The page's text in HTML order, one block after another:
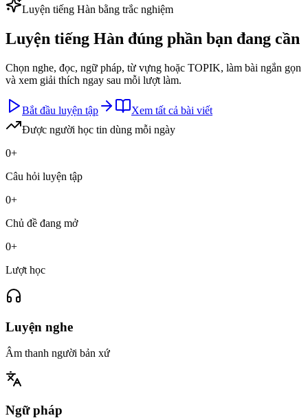
Luyện tiếng Hàn bằng trắc nghiệm
Luyện tiếng Hàn đúng phần bạn đang cần
Chọn nghe, đọc, ngữ pháp, từ vựng hoặc TOPIK, làm bài ngắn gọn
và xem giải thích ngay sau mỗi lượt làm.
Bắt đầu luyện tập
Xem tất cả bài viết
Được người học tin dùng mỗi ngày
0+
Câu hỏi luyện tập
0+
Chủ đề đang mở
0+
Lượt học
Luyện nghe
Âm thanh người bản xứ
Ngữ pháp